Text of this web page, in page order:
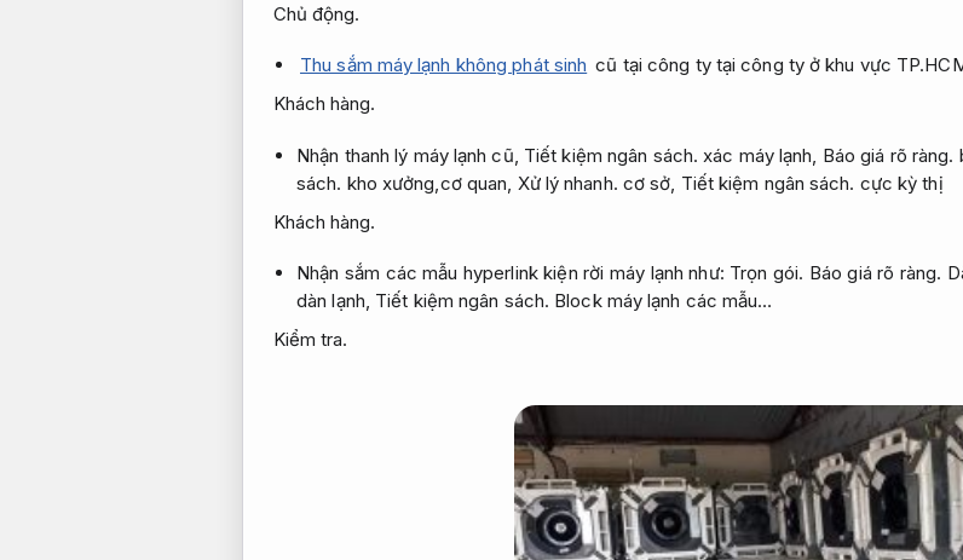
Chủ động.
Thu sắm máy lạnh không phát sinh cũ tại công ty tại công ty ở khu vực
Khách hàng.
Nhận thanh lý máy lạnh cũ, Tiết kiệm ngân sách. xác máy lạnh, Báo giá rõ ràng.
sách. kho xưởng,cơ quan, Xử lý nhanh. cơ sở, Tiết kiệm ngân sách. cực kỳ thị
Khách hàng.
Nhận sắm các mẫu hyperlink kiện rời máy lạnh như: Trọn gói. Báo giá rõ ràng.
dàn lạnh, Tiết kiệm ngân sách. Block máy lạnh các mẫu…
Kiểm tra.